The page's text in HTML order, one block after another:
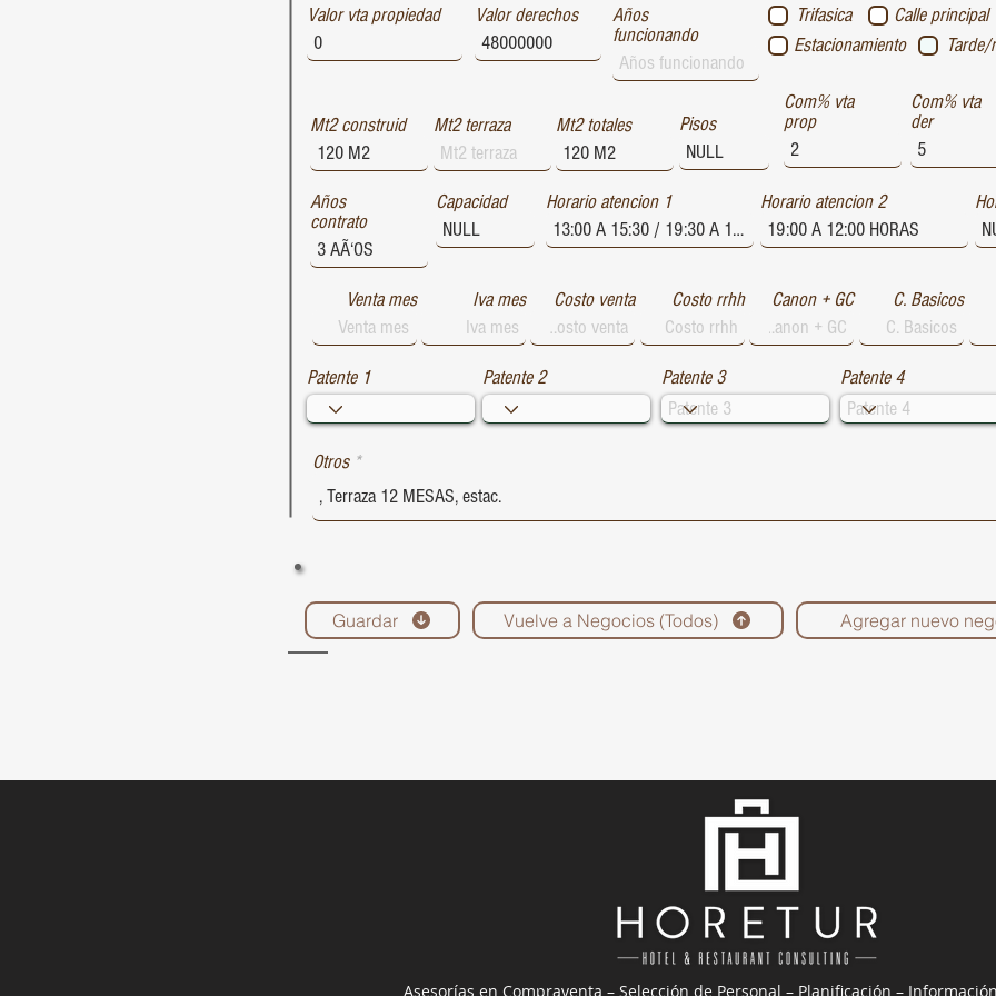
Valor vta propiedad Valor derechos
Años
funcionando
Trifasica Calle principal
Estacionamiento
Mt2 construid Mt2 terraza Mt2 totales Pisos
Com% vta
prop
Com% vta
der
Años
contrato
Capacidad Horario atencion 1 Horario atencion 2
Venta mes Iva mes Costo venta Costo rrhh Canon + GC C. Basicos
Patente 1 Patente 2 Patente 3 Patente 4
Otros
Guardar Vuelve a Negocios (Todos) Agregar nuevo
1729
1727
Asesorías en Compraventa – Selección de Personal – Planificación –